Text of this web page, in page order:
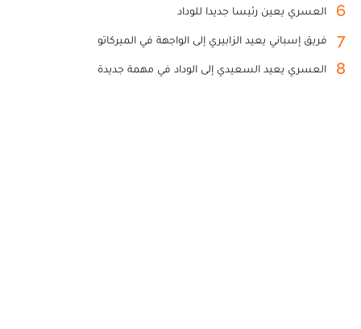
6 العسري يعين رئيسا جديدا للوداد
7 فريق إسباني يعيد الزابيري إلى الواجهة في الميركاتو
8 العسري يعيد السعيدي إلى الوداد في مهمة جديدة